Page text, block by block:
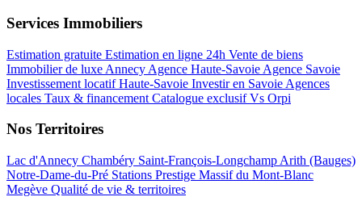
Services Immobiliers
Estimation gratuite Estimation en ligne 24h Vente de biens
Immobilier de luxe Annecy Agence Haute-Savoie Agence Savoie
Investissement locatif Haute-Savoie Investir en Savoie Agences
locales Taux & financement Catalogue exclusifVs Orpi
Nos Territoires
Lac d'Annecy Chambéry Saint-François-Longchamp Arith (Bauges)
Notre-Dame-du-Pré Stations Prestige Massif du Mont-Blanc
Megève Qualité de vie & territoires